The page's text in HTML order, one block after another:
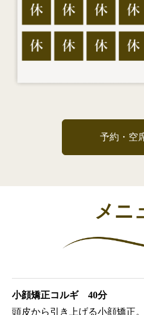
予約・空
メニ
小顔矯正コルギ 40分
頭皮から引き上げる小顔矯正